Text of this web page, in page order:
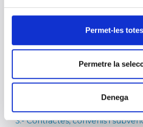
Permet-les totes
Permetre la
Denega
2.- Economia i finances
Gestió econòmica i pressupostària
Control financer
3.- Contractes, convenis i